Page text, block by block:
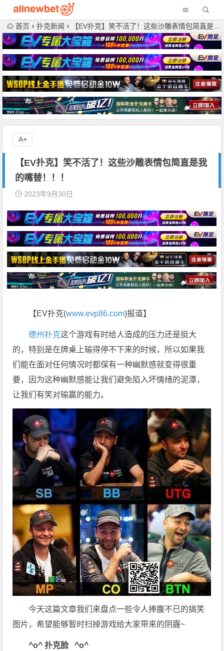
首页 扑克新闻 【EV扑克】笑不活了！这些沙雕表情包简直是我的嘴替！！！
【EV扑克】笑不活了！这些沙雕表情包简直是我
的嘴替！！！
2023年9月30日
【EV扑克(www.evp86.com)报道】
德州扑克这个游戏有时给人造成的压力还是挺大
的，特别是在牌桌上输得停不下来的时候，所以如果我
们能在面对任何情况时都保有一种幽默感就变得很重
要，因为这种幽默感能让我们避免陷入坏情绪的泥潭，
让我们有笑对输赢的能力。
今天这篇文章我们来盘点一些令人捧腹不已的搞笑
图片，希望能够暂时扫掉游戏给大家带来的阴霾~
^o^扑克脸^o^
A+